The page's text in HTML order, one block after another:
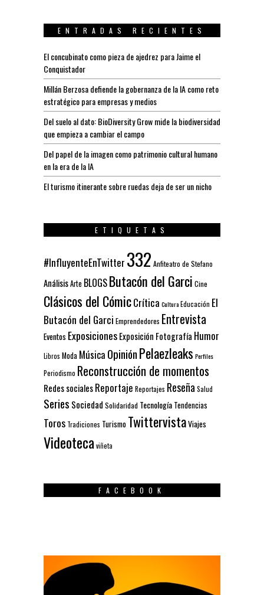
ENTRADAS RECIENTES
El concubinato como pieza de ajedrez para Jaime el
Conquistador
Millán Berzosa defiende la gobernanza de la IA como reto
estratégico para empresas y medios
Del suelo al dato: BioDiversity Grow mide la biodiversidad
que empieza a cambiar el campo
Del papel de la imagen como patrimonio cultural humano
en la era de la IA
El turismo itinerante sobre ruedas deja de ser un nicho
ETIQUETAS
#InfluyenteEnTwitter 332 Anfiteatro de Stefano
AnálisisArte BLOGSButacón del Garci Cine
Clásicos del CómicCrítica CulturaEducación El
Butacón del Garci Emprendedores Entrevista
Eventos ExposicionesExposición Fotografía Humor
Libros Moda Música OpiniónPelaezleaks Perfiles
Periodismo Reconstrucción de momentos
Redes socialesReportaje Reportajes Reseña Salud
Series Sociedad Solidaridad Tecnología Tendencias
Toros Tradiciones Turismo TwittervistaViajes
Videoteca viñeta
FACEBOOK